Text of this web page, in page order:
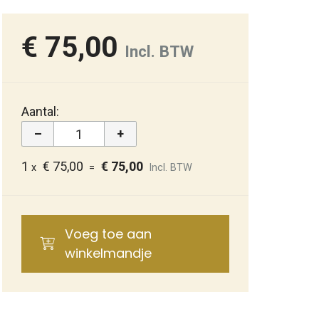
€ 75,00 Incl. BTW
Aantal:
–
+
1 x € 75,00 = € 75,00 Incl. BTW
Voeg toe aan
winkelmandje